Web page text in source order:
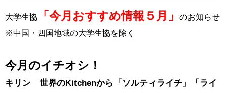
大学生協 「今月おすすめ情報５月」
のお知らせ
※中国・四国地域の大学生協を除く
今月のイチオシ！
キリン 世界のKitchenから「ソルティライチ」「ライ